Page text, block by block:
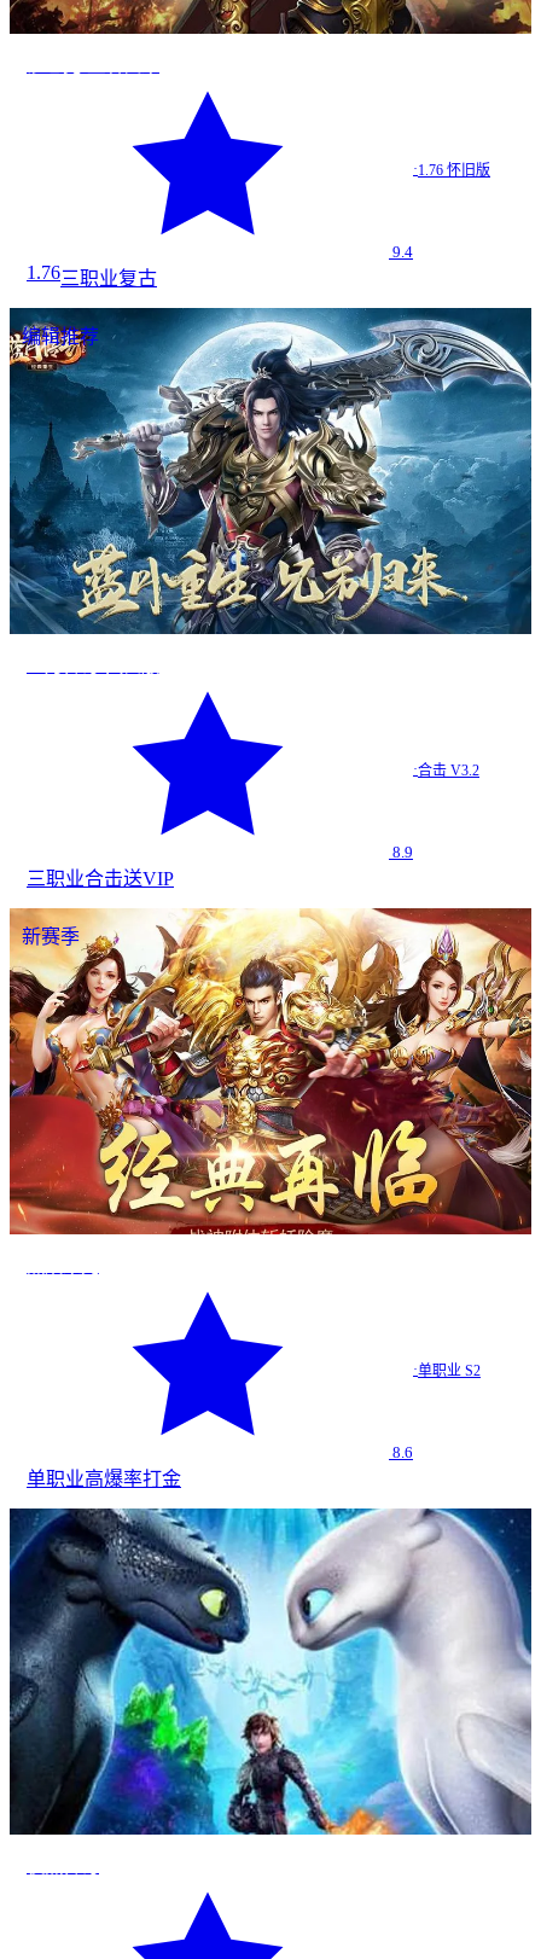
9.4
·1.76 怀旧版
1.76三职业复古
编辑推荐
8.9
·合击 V3.2
三职业合击送VIP
新赛季
8.6
·单职业 S2
单职业高爆率打金